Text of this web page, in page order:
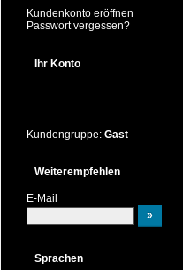
Kundenkonto eröffnen
Passwort vergessen?
Ihr Konto
Kundengruppe: Gast
Weiterempfehlen
E-Mail
Sprachen